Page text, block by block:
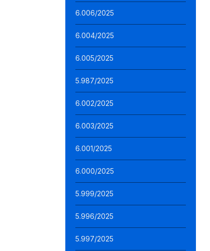
6.006/2025
6.004/2025
6.005/2025
5.987/2025
6.002/2025
6.003/2025
6.001/2025
6.000/2025
5.999/2025
5.996/2025
5.997/2025